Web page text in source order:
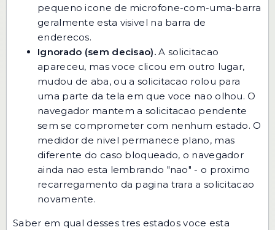
pequeno icone de microfone-com-uma-barra
geralmente esta visivel na barra de
enderecos.
Ignorado (sem decisao).A solicitacao
apareceu, mas voce clicou em outro lugar,
mudou de aba, ou a solicitacao rolou para
uma parte da tela em que voce nao olhou. O
navegador mantem a solicitacao pendente
sem se comprometer com nenhum estado. O
medidor de nivel permanece plano, mas
diferente do caso bloqueado, o navegador
ainda nao esta lembrando "nao" - o proximo
recarregamento da pagina trara a solicitacao
novamente.
Saber em qual desses tres estados voce esta